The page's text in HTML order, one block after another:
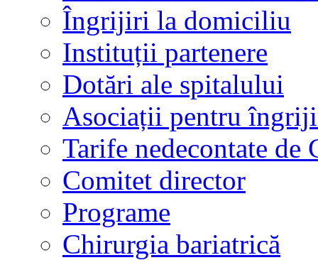
Îngrijiri la domiciliu
Instituții partenere
Dotări ale spitalului
Asociații pentru
Tarife nedecontate de
Comitet director
Programe
Chirurgia bariatrică